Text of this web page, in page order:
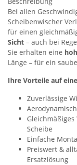
Bei allen
Scheibenwischer
für einen
Sicht – auch bei
Sie erhalten eine
Länge – für ein
Ihre Vorteile auf
Zuverlässige
Scheibe
Einfache
Preiswert &
Ersatzlösung